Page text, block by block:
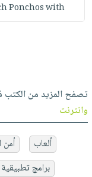
Ponchos with
تصفح المزيد من الكتب
وانترنت
ألعاب أمن
برامج تطبيقية